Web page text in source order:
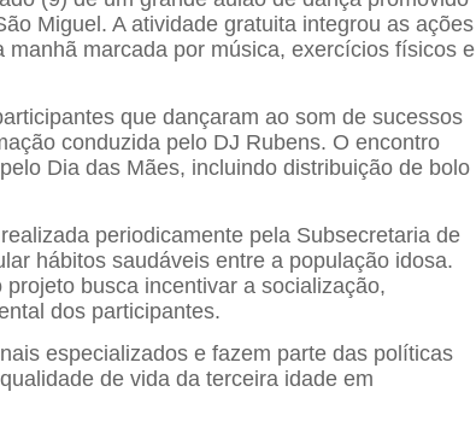
Miguel. A atividade gratuita integrou as ações
marcada por música, exercícios físicos e
que dançaram ao som de sucessos
conduzida pelo DJ Rubens. O encontro
Dia das Mães, incluindo distribuição de bolo
periodicamente pela Subsecretaria de
hábitos saudáveis entre a população idosa.
busca incentivar a socialização,
dos participantes.
especializados e fazem parte das políticas
de vida da terceira idade em